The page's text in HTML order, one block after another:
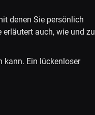
denen Sie persönlich
auch, wie und zu
kann. Ein lückenloser